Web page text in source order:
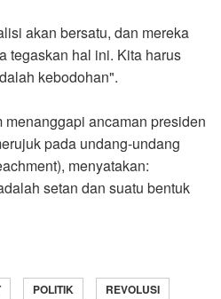
akan bersatu, dan mereka
tegaskan hal ini. Kita harus
kebodohan."
ancaman presiden
pada undang-undang
menyatakan:
setan dan suatu bentuk
POLITIK
REVOLUSI